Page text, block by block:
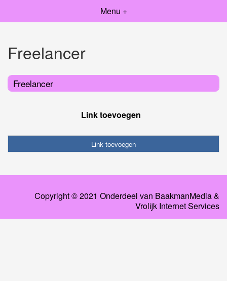
Menu +
Freelancer
Freelancer
Link toevoegen
Link toevoegen
Copyright © 2021 Onderdeel van BaakmanMedia&
Vrolijk Internet Services